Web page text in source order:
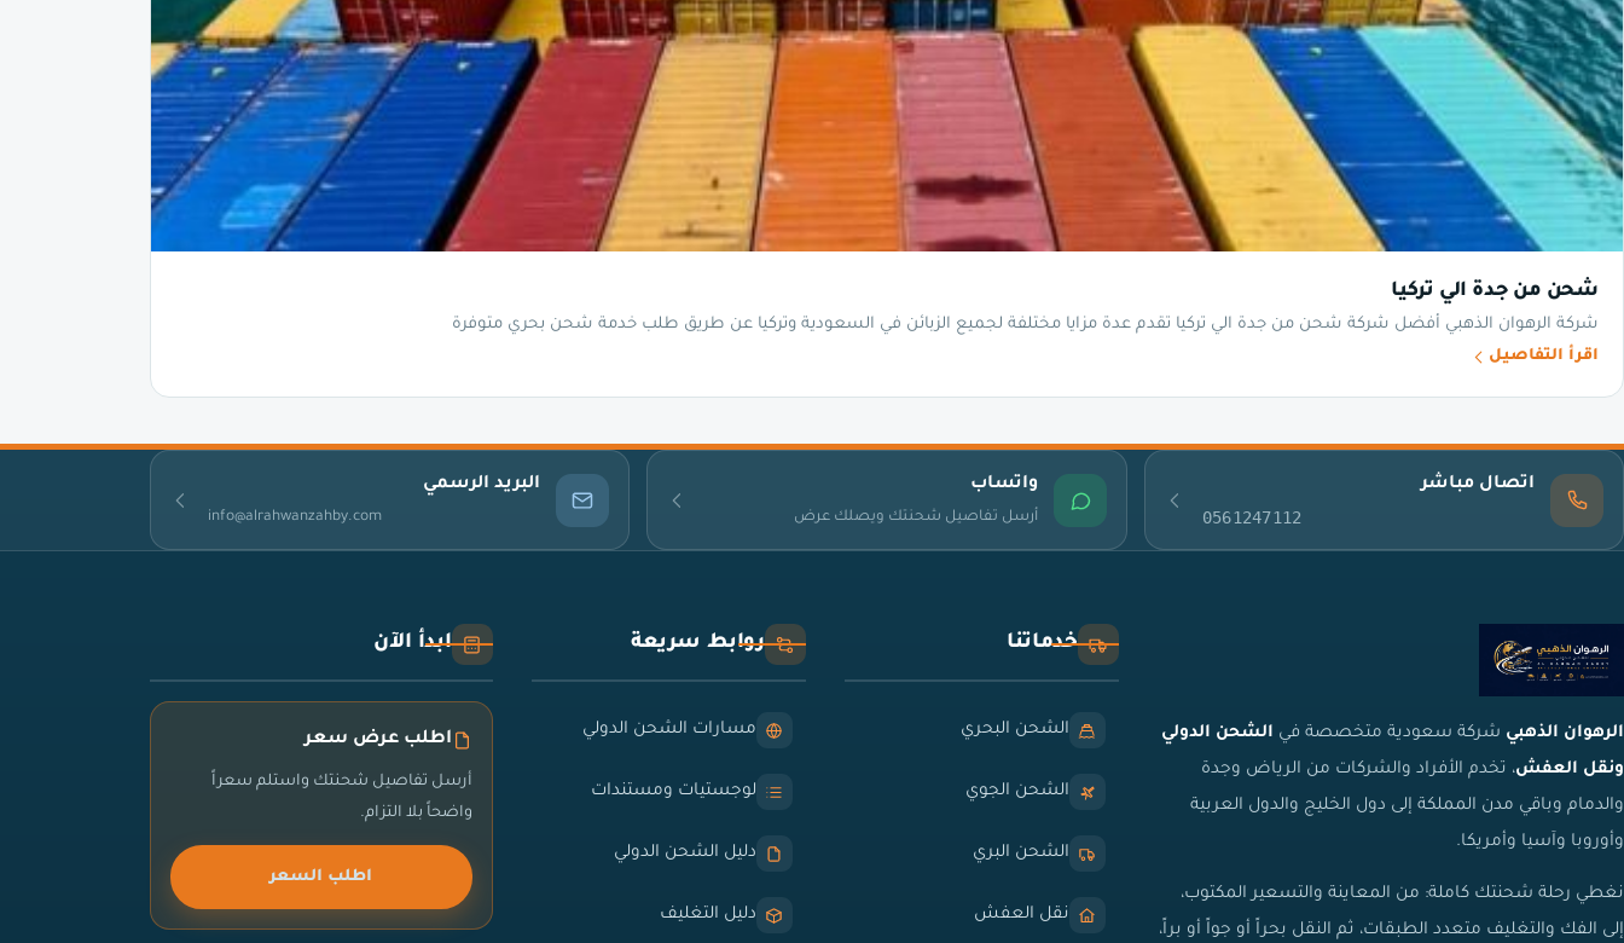
شحن من جدة الي تركيا
شركة الرهوان الذهبي أفضل شركة شحن من جدة الي تركيا تقدم عدة مزايا مختلفة لجميع الزبائن في السعودية وتركيا عن طريق طلب خدمة شحن بحري متوفرة
اقرأ التفاصيل
اتصال مباشر
0561247112
واتساب
أرسل تفاصيل شحنتك ويصلك عرض
البريد الرسمي
info@alrahwanzahby.com
الرهوان الذهبي شركة سعودية متخصصة في الشحن الدولي
ونقل العفش، تخدم الأفراد والشركات من الرياض وجدة
والدمام وباقي مدن المملكة إلى دول الخليج والدول العربية
وأوروبا وآسيا وأمريكا.
نغطي رحلة شحنتك كاملة: من المعاينة والتسعير المكتوب،
إلى الفك والتغليف متعدد الطبقات، ثم النقل بحراً أو جواً أو براً،
خدماتنا
الشحن البحري
الشحن الجوي
الشحن البري
نقل العفش
روابط سريعة
مسارات الشحن الدولي
لوجستيات ومستندات
دليل الشحن الدولي
دليل التغليف
ابدأ الآن
اطلب عرض سعر
أرسل تفاصيل شحنتك واستلم سعراً
واضحاً بلا التزام.
اطلب السعر